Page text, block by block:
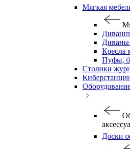
Мягкая
Кресла
Пуфы,
Столики
Доски